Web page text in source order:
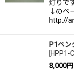
灯りで
↓のペ
http://
P1ペン
[HPP1-C
8,000円